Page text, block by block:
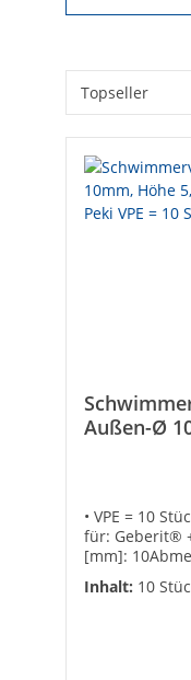
Außen-Ø
• VPE = 10
für: Geberit®
[mm]:
Inhalt: 10